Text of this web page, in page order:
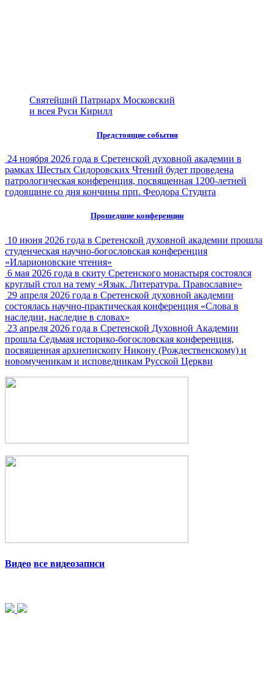
Святейший Патриарх Московский
и всея Руси Кирилл
Предстоящие события
24 ноября 2026 года в Сретенской духовной академии в
рамках Шестых Сидоровских Чтений будет проведена
патрологическая конференция, посвященная 1200-летней
годовщине со дня кончины прп. Феодора Студита
Прошедшие конференции
10 июня 2026 года в Сретенской духовной академии прошла
студенческая научно-богословская конференция
«Иларионовские чтения»
6 мая 2026 года в скиту Сретенского монастыря состоялся
круглый стол на тему «Язык. Литература. Православие»
29 апреля 2026 года в Сретенской духовной академии
состоялась научно-практическая конференция «Слова в
наследии, наследие в словах»
23 апреля 2026 года в Сретенской Духовной Академии
прошла Седьмая историко-богословская конференция,
посвященная архиепископу Никону (Рождественскому) и
новомученикам и исповедникам Русской Церкви
Видео все видеозаписи